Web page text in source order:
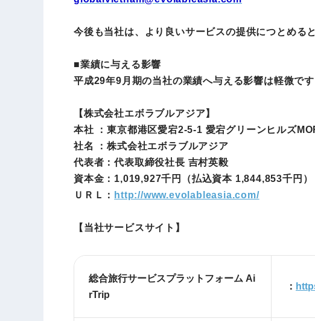
今後も当社は、より良いサービスの提供につとめる
■業績に与える影響
平成29年9月期の当社の業績へ与える影響は軽微です
【株式会社エボラブルアジア】
本社 ：東京都港区愛宕2-5-1 愛宕グリーンヒルズ
社名 ：株式会社エボラブルアジア
代表者：代表取締役社長 吉村英毅
資本金： 1,019,927千円（払込資本 1,844,853千円）
ＵＲＬ： http://www.evolableasia.com/
【当社サービスサイト】
総合旅行サービスプラットフォーム Ai
rTrip
：